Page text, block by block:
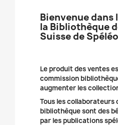
Bienvenue dans
la Bibliothèque
Suisse de
Le produit des ventes
commission
augmenter les
Tous les collaborateurs
bibliothèque sont des
par les publications